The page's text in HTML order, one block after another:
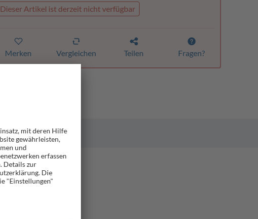
Dieser Artikel ist derzeit nicht verfügbar
Merken Vergleichen Teilen Fragen?